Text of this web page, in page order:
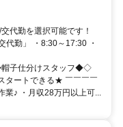
代勤を選択可能です！
代勤」 ・8:30～17:30 ・
仕分けスタッフ◆◇
トできる★ ￣￣￣￣
業♪ ・月収28万円以上可...